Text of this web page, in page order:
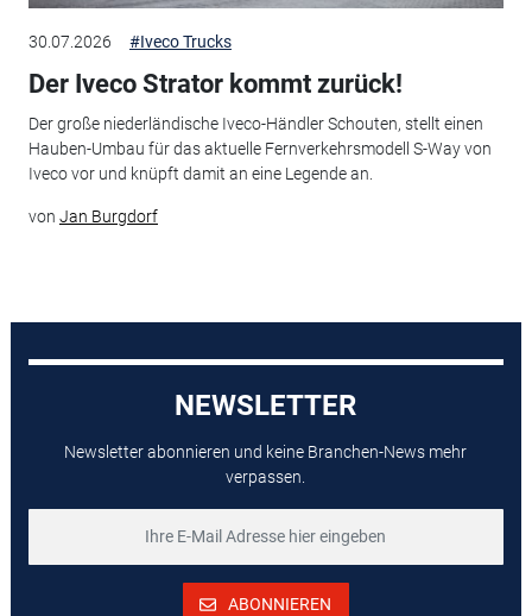
30.07.2026 #Iveco Trucks
Der Iveco Strator kommt zurück!
Der große niederländische Iveco-Händler Schouten, stellt einen
Hauben-Umbau für das aktuelle Fernverkehrsmodell S-Way von
Iveco vor und knüpft damit an eine Legende an.
von Jan Burgdorf
NEWSLETTER
Newsletter abonnieren und keine Branchen-News mehr
verpassen.
ABONNIEREN